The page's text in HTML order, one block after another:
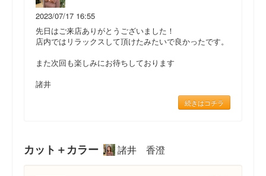
2023/07/17 16:55
先日はご来店ありがとうございました！
店内ではリラックスして頂けたみたいで良かったです。
また次回も楽しみにお待ちしております
諸井
続きはコチラ
カット＋カラー 諸井 香澄